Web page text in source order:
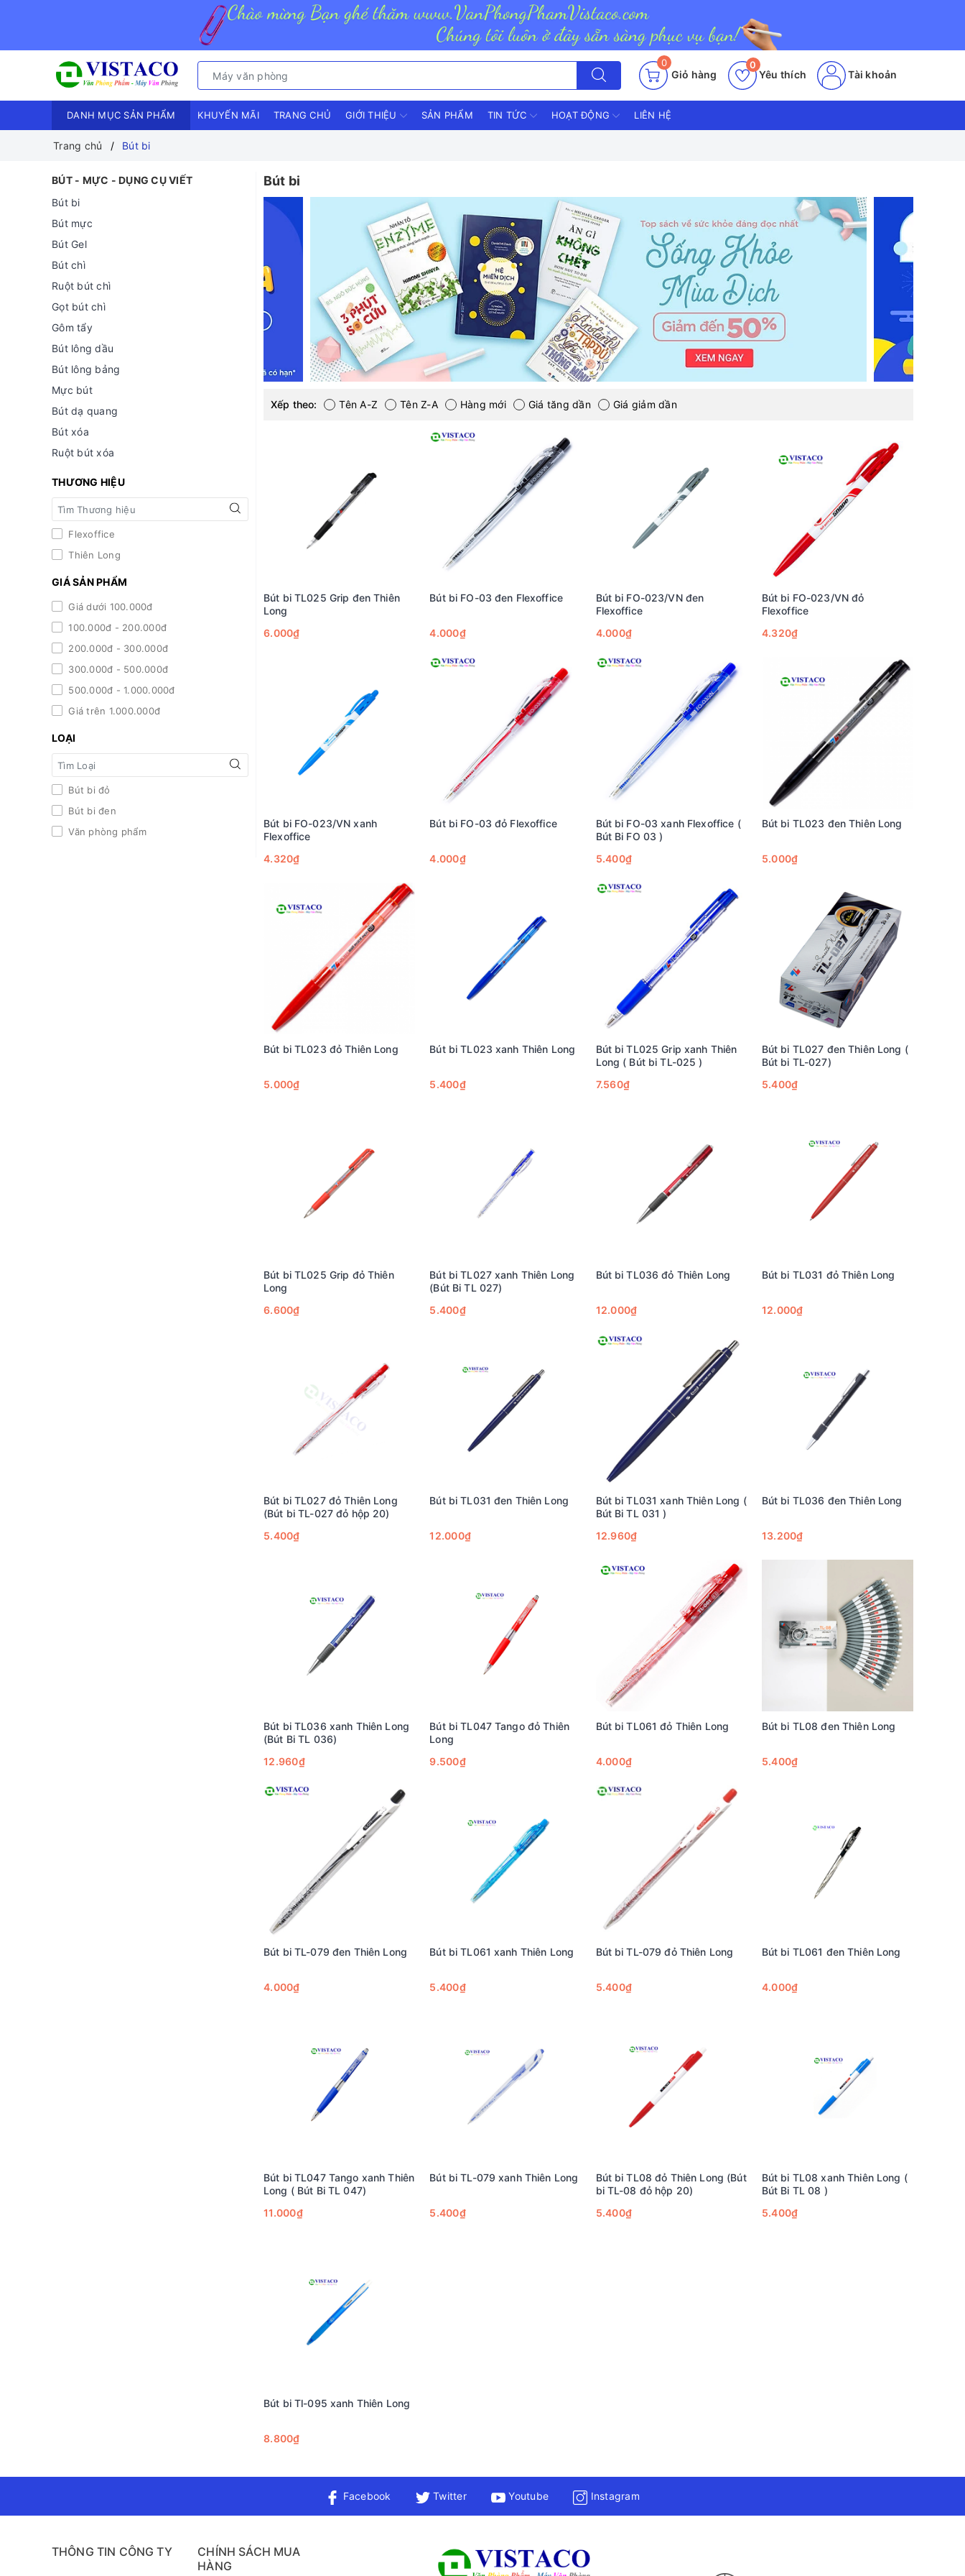
0
Giỏ hàng Yêu thích
0
Tài khoản
DANH MỤC SẢN PHẨM KHUYẾN MÃI TRANG CHỦ GIỚI THIỆU SẢN PHẨM TIN TỨC HOẠT ĐỘNG LIÊN HỆ
Trang chủ Bút bi
BÚT - MỰC - DỤNG CỤ VIẾT
Bút bi
Bút mực
Bút Gel
Bút chì
Ruột bút chì
Gọt bút chì
Gôm tẩy
Bút lông dầu
Bút lông bảng
Mực bút
Bút dạ quang
Bút xóa
Ruột bút xóa
THƯƠNG HIỆU
Flexoffice
Thiên Long
GIÁ SẢN PHẨM
Giá dưới 100.000đ
100.000đ - 200.000đ
200.000đ - 300.000đ
300.000đ - 500.000đ
500.000đ - 1.000.000đ
Giá trên 1.000.000đ
LOẠI
Bút bi đỏ
Bút bi đen
Văn phòng phẩm
Bút bi
Xếp theo: Tên A-Z Tên Z-A Hàng mới Giá tăng dần Giá giảm dần
Bút bi TL025 Grip đen Thiên
Long
6.000₫
Bút bi FO-03 đen Flexoffice
4.000₫
Bút bi FO-023/VN đen
Flexoffice
4.000₫
Bút bi FO-023/VN đỏ
Flexoffice
4.320₫
Bút bi FO-023/VN xanh
Flexoffice
4.320₫
Bút bi FO-03 đỏ Flexoffice
4.000₫
Bút bi FO-03 xanh Flexoffice (
Bút Bi FO 03 )
5.400₫
Bút bi TL023 đen Thiên Long
5.000₫
Bút bi TL023 đỏ Thiên Long
5.000₫
Bút bi TL023 xanh Thiên Long
5.400₫
Bút bi TL025 Grip xanh Thiên
Long ( Bút bi TL-025 )
7.560₫
Bút bi TL027 đen Thiên Long (
Bút bi TL-027)
5.400₫
Bút bi TL025 Grip đỏ Thiên
Long
6.600₫
Bút bi TL027 xanh Thiên Long
(Bút Bi TL 027)
5.400₫
Bút bi TL036 đỏ Thiên Long
12.000₫
Bút bi TL031 đỏ Thiên Long
12.000₫
Bút bi TL027 đỏ Thiên Long
(Bút bi TL-027 đỏ hộp 20)
5.400₫
Bút bi TL031 đen Thiên Long
12.000₫
Bút bi TL031 xanh Thiên Long (
Bút Bi TL 031 )
12.960₫
Bút bi TL036 đen Thiên Long
13.200₫
Bút bi TL036 xanh Thiên Long
(Bút Bi TL 036)
12.960₫
Bút bi TL047 Tango đỏ Thiên
Long
9.500₫
Bút bi TL061 đỏ Thiên Long
4.000₫
Bút bi TL08 đen Thiên Long
5.400₫
Bút bi TL-079 đen Thiên Long
4.000₫
Bút bi TL061 xanh Thiên Long
5.400₫
Bút bi TL-079 đỏ Thiên Long
5.400₫
Bút bi TL061 đen Thiên Long
4.000₫
Bút bi TL047 Tango xanh Thiên
Long ( Bút Bi TL 047)
11.000₫
Bút bi TL-079 xanh Thiên Long
5.400₫
Bút bi TL08 đỏ Thiên Long (Bút
bi TL-08 đỏ hộp 20)
5.400₫
Bút bi TL08 xanh Thiên Long (
Bút Bi TL 08 )
5.400₫
Bút bi Tl-095 xanh Thiên Long
8.800₫
Facebook Twitter Youtube Instagram
THÔNG TIN CÔNG TY
CHÍNH SÁCH MUA
HÀNG